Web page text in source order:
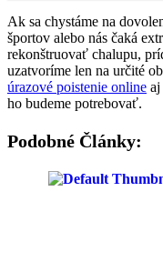
Ak sa chystáme na
športov alebo nás čaká
rekonštruovať chalupu,
uzatvoríme len na určité
úrazové poistenie online aj
ho budeme potrebovať.
Podobné Články: